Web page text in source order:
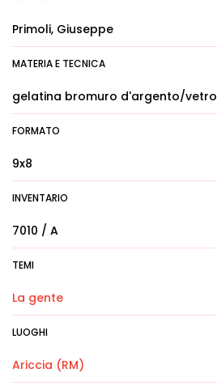
Primoli, Giuseppe
MATERIA E TECNICA
gelatina bromuro d'argento/vetro
FORMATO
9x8
INVENTARIO
7010 / A
TEMI
La gente
LUOGHI
Ariccia (RM)